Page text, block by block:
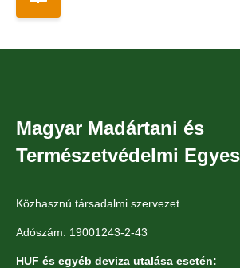
Magyar Madártani és
Természetvédelmi
Közhasznú társadalmi szervezet
Adószám: 19001243-2-43
HUF és egyéb deviza utalása esetén: